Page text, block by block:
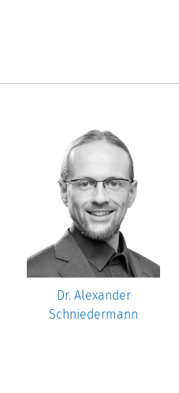
Dr. Alexander
Schniedermann